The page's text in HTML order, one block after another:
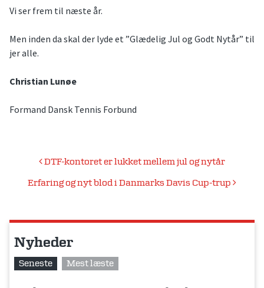
Vi ser frem til næste år.
Men inden da skal der lyde et ”Glædelig Jul og Godt Nytår” til
jer alle.
Christian Lunøe
Formand Dansk Tennis Forbund
Indlægsnavigation
DTF-kontoret er lukket mellem jul og nytår
Erfaring og nyt blod i Danmarks Davis Cup-trup
Nyheder
Seneste Mest læste